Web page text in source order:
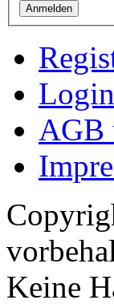
Login
AGB
Keine